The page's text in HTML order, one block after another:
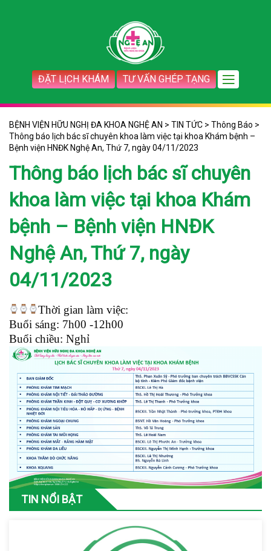
ĐẶT LỊCH KHÁM TƯ VẤN GHÉP TẠNG
BỆNH VIỆN HỮU NGHỊ ĐA KHOA NGHỆ AN > TIN TỨC > Thông Báo >
Thông báo lịch bác sĩ chuyên khoa làm việc tại khoa Khám bệnh –
Bệnh viện HNĐK Nghệ An, Thứ 7, ngày 04/11/2023
Thông báo lịch bác sĩ chuyên
khoa làm việc tại khoa Khám
bệnh – Bệnh viện HNĐK
Nghệ An, Thứ 7, ngày
04/11/2023
Thời gian làm việc:
Buổi sáng: 7h00 -12h00
Buổi chiều: Nghỉ
TIN NỔI BẬT